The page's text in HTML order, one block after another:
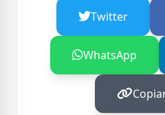
Twitter
WhatsApp